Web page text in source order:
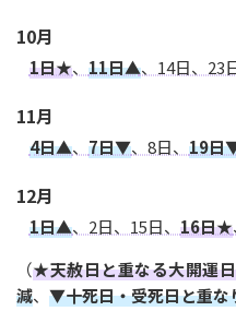
10月
1日★、 11日▲、14日、23
11月
4日▲、 7日▼、8日、 19日
12月
1日▲、2日、15日、 16日★
（★天赦日と重なる大開運日
減、 ▼十死日・受死日と重な